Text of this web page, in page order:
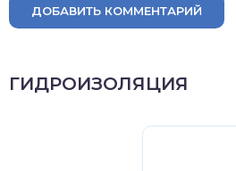
ДОБАВИТЬ КОММЕНТАРИЙ
ГИДРОИЗОЛЯЦИЯ